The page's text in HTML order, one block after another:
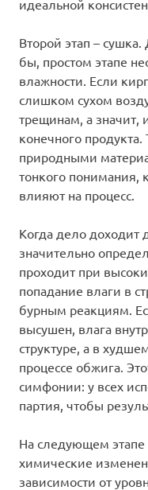
идеальной
Второй этап –
бы, простом этапе
влажности. Если
слишком сухом
трещинам, а значит,
конечного продукта.
природными
тонкого понимания,
влияют на процесс.
Когда дело доходит
значительно
проходит при
попадание влаги в
бурным реакциям.
высушен, влага
структуре, а в
процессе обжига.
симфонии: у всех
партия, чтобы
На следующем
химические
зависимости от